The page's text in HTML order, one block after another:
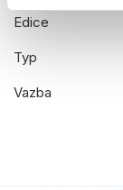
Edice
Typ
Vazba